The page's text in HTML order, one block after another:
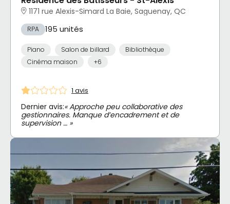
1171 rue Alexis-Simard La Baie, Saguenay, QC
RPA 195 unités
Piano Salon de billard
Bibliothèque
Cinéma maison
+6
1 avis
Dernier avis:« Approche peu collaborative des
gestionnaires. Manque d’encadrement et de
supervision … »